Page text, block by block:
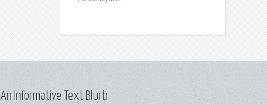
An Informative Text Blurb